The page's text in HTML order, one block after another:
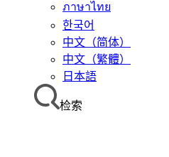
ภาษาไทย
한국어
中文（简体）
中文（繁體）
日本語
检索